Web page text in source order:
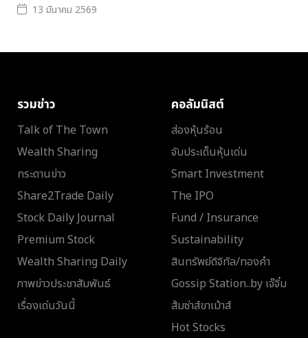
13 มีนาคม 2569
รวมข่าว
Talk of The Town
Wealth Sharing
กระดานข่าว
Share2Trade Daily
Stock Daily Journal
Premium Stock
Wealth Sharing Daily
ภาพข่าวประชาสัมพันธ์
เรื่องเด่นวันนี้
คอลัมนิสต์
ส่องหุ้นร้อน
จับประเด็นหุ้นเด่น
Smart Investment
The IPO
Fund / Insurance
Sustainability
สินทรัพย์ดิจิทัล/ทองคำ
Gossip Station..by เจ๊จิ๋ม
ส้มซ่าส์ขาเม้าส์
Hot Stocks